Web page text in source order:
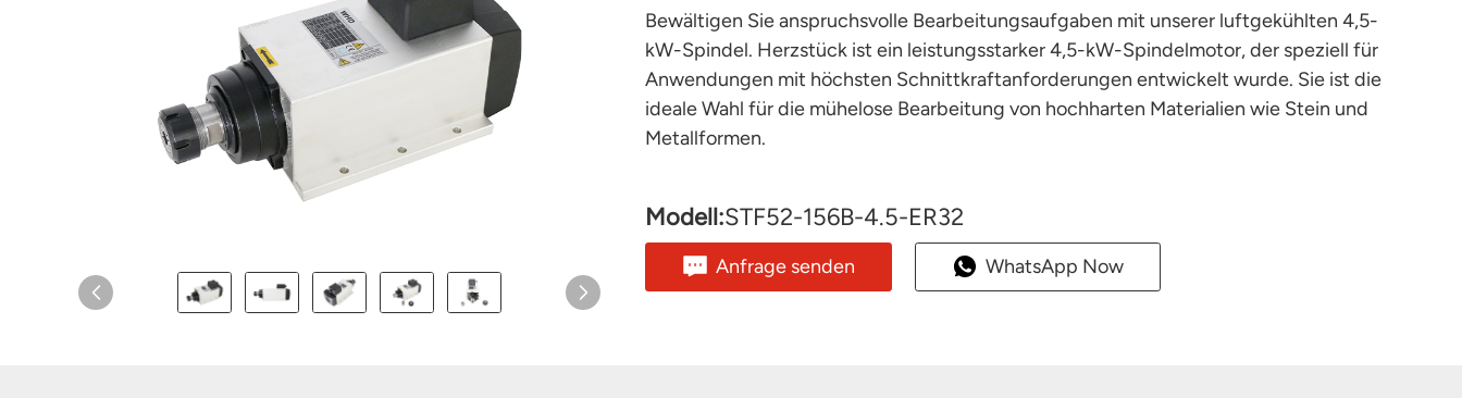
Bewältigen Sie anspruchsvolle Bearbeitungsaufgaben mit unserer luftgekühlten 4,5-
kW-Spindel. Herzstück ist ein leistungsstarker 4,5-kW-Spindelmotor, der speziell für
Anwendungen mit höchsten Schnittkraftanforderungen entwickelt wurde. Sie ist die
ideale Wahl für die mühelose Bearbeitung von hochharten Materialien wie Stein und
Metallformen.
Modell:STF52-156B-4.5-ER32
Anfrage senden WhatsApp Now